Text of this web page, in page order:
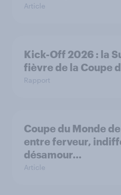
Article
Kick-Off 2026 : la
fièvre de la Coupe
Rapport
Coupe du Monde
entre ferveur, indifférence et
désamour…
Article